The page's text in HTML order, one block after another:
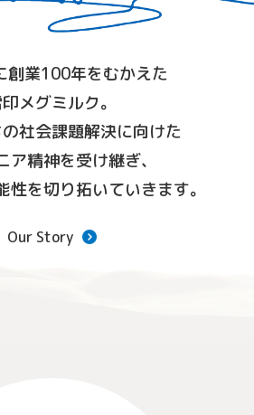
創業100年をむかえた
メグミルク。
社会課題解決に向けた
ア精神を受け継ぎ、
性を切り拓いていきます。
Our Story